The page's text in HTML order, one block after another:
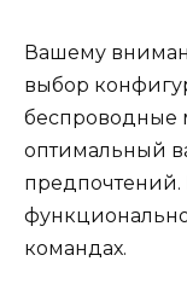
Вашему
выбор
беспроводные
оптимальный
командах.